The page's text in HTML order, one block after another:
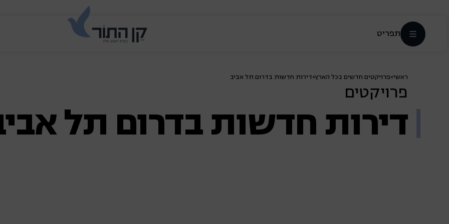
תפריט
ראשי>פרויקטים חדשים בכל הארץ>דירות חדשות בדרום תל אביב
פרויקטים
דירות חדשות בדרום תל